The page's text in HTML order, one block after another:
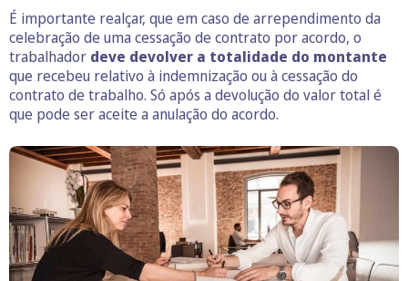
É importante realçar, que em caso de arrependimento da
celebração de uma cessação de contrato por acordo, o
trabalhador deve devolver a totalidade do montante
que recebeu relativo à indemnização ou à cessação do
contrato de trabalho. Só após a devolução do valor total é
que pode ser aceite a anulação do acordo.